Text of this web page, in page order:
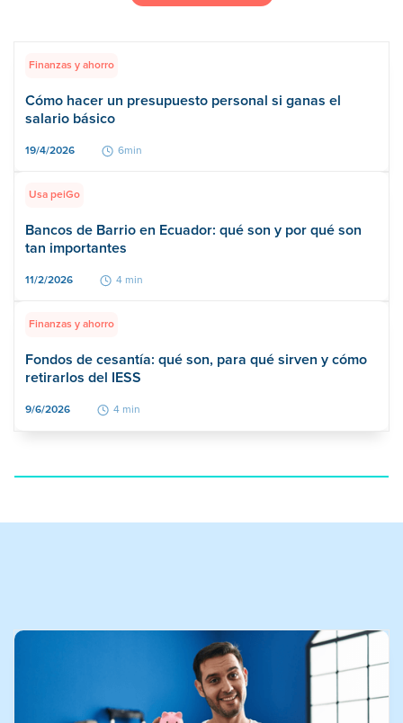
Finanzas y ahorro
Cómo hacer un presupuesto personal si ganas el
salario básico
19/4/2026 6min
Usa peiGo
Bancos de Barrio en Ecuador: qué son y por qué son
tan importantes
11/2/2026 4 min
Finanzas y ahorro
Fondos de cesantía: qué son, para qué sirven y cómo
retirarlos del IESS
9/6/2026 4 min